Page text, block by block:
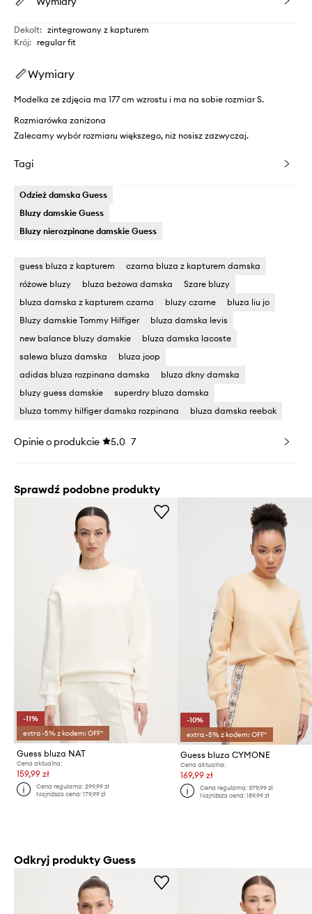
Dekolt: zintegrowany z kapturem
Krój: regular fit
Wymiary
Modelka ze zdjęcia ma 177 cm wzrostu i ma na sobie rozmiar S.
Rozmiarówka zaniżona
Zalecamy wybór rozmiaru większego, niż nosisz zazwyczaj.
Tagi
Odzież damska Guess
Bluzy damskie Guess
Bluzy nierozpinane damskie Guess
guess bluza z kapturem
czarna bluza z kapturem damska
różowe bluzy
bluza beżowa damska
Szare bluzy
bluza damska z kapturem czarna
bluzy czarne
bluza liu jo
Bluzy damskie Tommy Hilfiger
bluza damska levis
new balance bluzy damskie
bluza damska lacoste
salewa bluza damska
bluza joop
adidas bluza rozpinana damska
bluza dkny damska
bluzy guess damskie
superdry bluza damska
bluza tommy hilfiger damska rozpinana
bluza damska reebok
Opinie o produkcie 5.0 7
Sprawdź podobne produkty
-11%
extra -5% z kodem: OFF*
Guess bluza NAT
Cena aktualna:
159,99 zł
Cena regularna:299,99 zł
Najniższa cena:179,99 zł
-10%
extra -5% z kodem: OFF*
Guess bluza CYMONE
Cena aktualna:
169,99 zł
Cena regularna: 379,99 zł
Najniższa cena: 189,99 zł
Odkryj produkty Guess